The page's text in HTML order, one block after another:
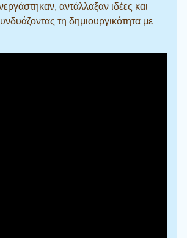
αντάλλαξαν ιδέες και
τη δημιουργικότητα με